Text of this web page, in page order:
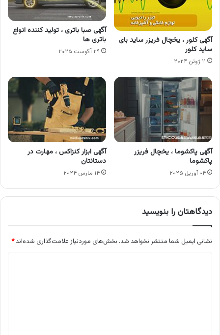
آگهی کلور ، یخچال فریزر ساید بای
ساید کلور
۱۱ ژوئن ۲۰۲۴
آگهی صبا باتری ، تولید کننده انواع
باتری ها
۲۹ آگوست ۲۰۲۵
آگهی پاکشوما ، یخچال فریزر
پاکشوما
۰۴ آوریل ۲۰۲۵
آگهی ابزار کنزاکس ، مهارت در
دستانتان
۱۴ مارس ۲۰۲۴
دیدگاهتان را بنویسید
نشانی ایمیل شما منتشر نخواهد شد. بخش‌های موردنیاز علامت‌گذاری شده‌اند*